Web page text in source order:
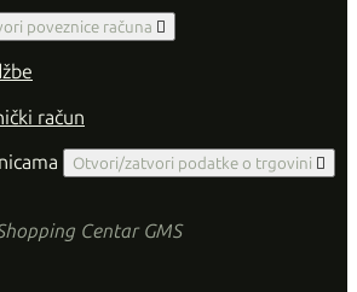
poveznice računa 
račun
Otvori/zatvori podatke o trgovini 
Centar GMS